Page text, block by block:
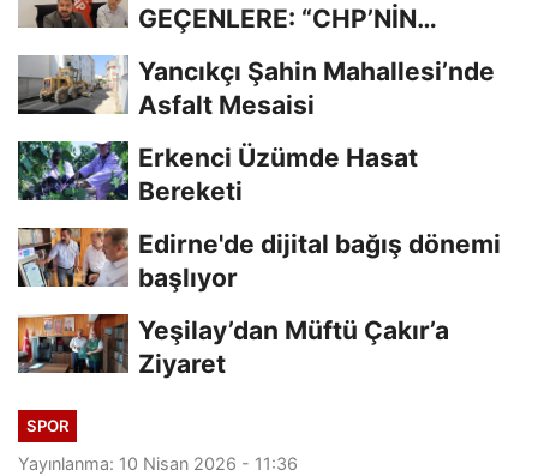
GEÇENLERE: “CHP’NİN
Yancıkçı Şahin Mahallesi’nde
Asfalt Mesaisi
Erkenci Üzümde Hasat
Bereketi
Edirne'de dijital bağış dönemi
başlıyor
Yeşilay’dan Müftü Çakır’a
Ziyaret
SPOR
Yayınlanma: 10 Nisan 2026 - 11:36